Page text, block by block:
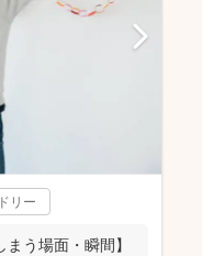
リー
う場面・瞬間】